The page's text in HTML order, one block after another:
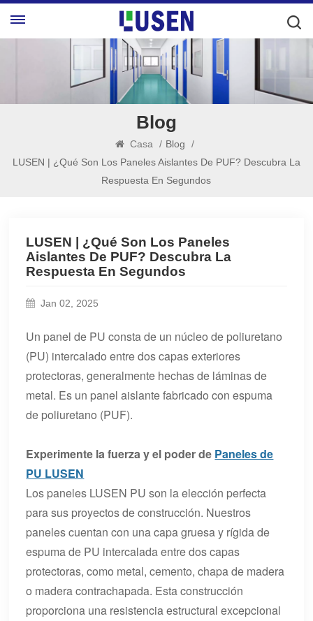
Blog
Casa / Blog
/
LUSEN | ¿Qué Son Los Paneles Aislantes De PUF? Descubra La
Respuesta En Segundos
LUSEN | ¿Qué Son Los Paneles
Aislantes De PUF? Descubra La
Respuesta En Segundos
Jan 02, 2025
Un panel de PU consta de un núcleo de poliuretano
(PU) intercalado entre dos capas exteriores
protectoras, generalmente hechas de láminas de
metal. Es un panel aislante fabricado con espuma
de poliuretano (PUF).
Experimente la fuerza y el poder de Paneles de
PU LUSEN
Los paneles LUSEN PU son la elección perfecta
para sus proyectos de construcción. Nuestros
paneles cuentan con una capa gruesa y rígida de
espuma de PU intercalada entre dos capas
protectoras, como metal, cemento, chapa de madera
o madera contrachapada. Esta construcción
proporciona una resistencia estructural excepcional